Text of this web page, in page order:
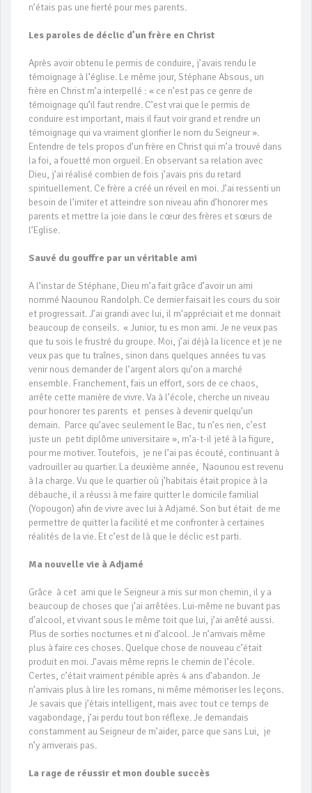
n’étais pas une fierté pour mes parents.
Les paroles de déclic d’un frère en Christ
Après avoir obtenu le permis de conduire, j’avais rendu le
témoignage à l’église. Le même jour, Stéphane Absous, un
frère en Christ m’a interpellé : « ce n’est pas ce genre de
témoignage qu’il faut rendre. C’est vrai que le permis de
conduire est important, mais il faut voir grand et rendre un
témoignage qui va vraiment glorifier le nom du Seigneur ».
Entendre de tels propos d’un frère en Christ qui m’a trouvé dans
la foi, a fouetté mon orgueil. En observant sa relation avec
Dieu, j’ai réalisé combien de fois j’avais pris du retard
spirituellement. Ce frère a créé un réveil en moi. J’ai ressenti un
besoin de l’imiter et atteindre son niveau afin d’honorer mes
parents et mettre la joie dans le cœur des frères et sœurs de
l’Eglise.
Sauvé du gouffre par un véritable ami
A l’instar de Stéphane, Dieu m’a fait grâce d’avoir un ami
nommé Naounou Randolph. Ce dernier faisait les cours du soir
et progressait. J’ai grandi avec lui, il m’appréciait et me donnait
beaucoup de conseils. « Junior, tu es mon ami. Je ne veux pas
que tu sois le frustré du groupe. Moi, j’ai déjà la licence et je ne
veux pas que tu traînes, sinon dans quelques années tu vas
venir nous demander de l’argent alors qu’on a marché
ensemble. Franchement, fais un effort, sors de ce chaos,
arrête cette manière de vivre. Va à l’école, cherche un niveau
pour honorer tes parents et penses à devenir quelqu’un
demain. Parce qu’avec seulement le Bac, tu n’es rien, c’est
juste un petit diplôme universitaire », m’a-t-il jeté à la figure,
pour me motiver. Toutefois, je ne l’ai pas écouté, continuant à
vadrouiller au quartier. La deuxième année, Naounou est revenu
à la charge. Vu que le quartier où j’habitais était propice à la
débauche, il a réussi à me faire quitter le domicile familial
(Yopougon) afin de vivre avec lui à Adjamé. Son but était de me
permettre de quitter la facilité et me confronter à certaines
réalités de la vie. Et c’est de là que le déclic est parti.
Ma nouvelle vie à Adjamé
Grâce à cet ami que le Seigneur a mis sur mon chemin, il y a
beaucoup de choses que j’ai arrêtées. Lui-même ne buvant pas
d’alcool, et vivant sous le même toit que lui, j’ai arrêté aussi.
Plus de sorties nocturnes et ni d’alcool. Je n’arrivais même
plus à faire ces choses. Quelque chose de nouveau c’était
produit en moi. J’avais même repris le chemin de l’école.
Certes, c’était vraiment pénible après 4 ans d’abandon. Je
n’arrivais plus à lire les romans, ni même mémoriser les leçons.
Je savais que j’étais intelligent, mais avec tout ce temps de
vagabondage, j’ai perdu tout bon réflexe. Je demandais
constamment au Seigneur de m’aider, parce que sans Lui, je
n’y arriverais pas.
La rage de réussir et mon double succès